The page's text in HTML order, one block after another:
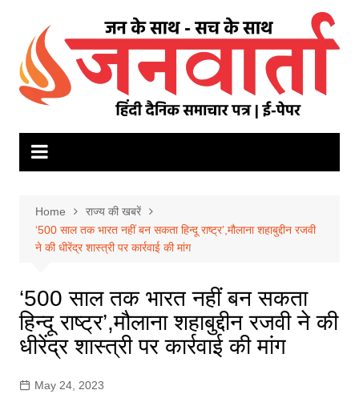
content
Home
राज्य की खबरें
‘500 साल तक भारत नहीं बन सकता हिन्दू राष्ट्र’,मौलाना शहाबुद्दीन रजवी
ने की धीरेंद्र शास्त्री पर कार्रवाई की मांग
‘500 साल तक भारत नहीं बन सकता
हिन्दू राष्ट्र’,मौलाना शहाबुद्दीन रजवी ने की
धीरेंद्र शास्त्री पर कार्रवाई की मांग
May 24, 2023